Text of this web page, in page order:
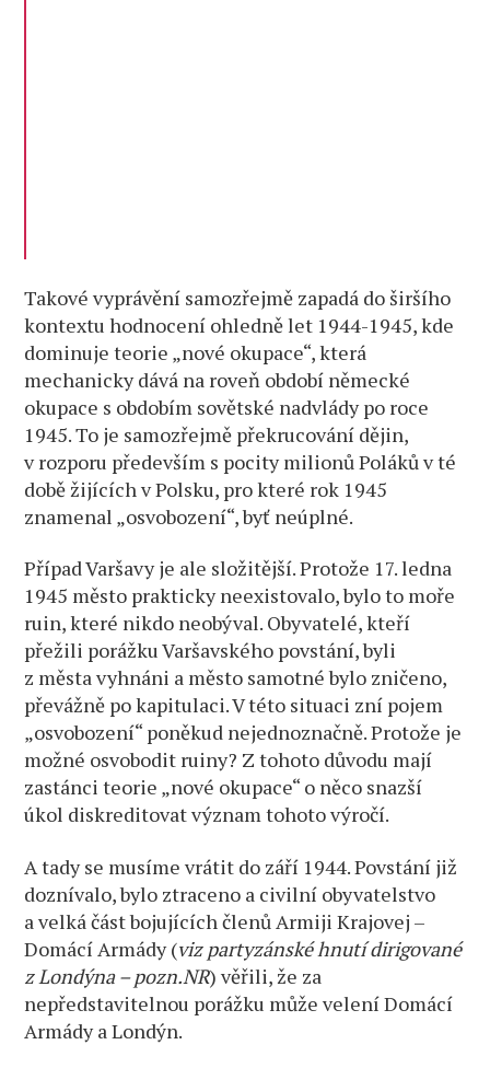
Takové vyprávění samozřejmě zapadá do širšího
kontextu hodnocení ohledně let 1944-1945, kde
dominuje teorie „nové okupace“, která
mechanicky dává na roveň období německé
okupace s obdobím sovětské nadvlády po roce
1945. To je samozřejmě překrucování dějin,
v rozporu především s pocity milionů Poláků v té
době žijících v Polsku, pro které rok 1945
znamenal „osvobození“, byť neúplné.
Případ Varšavy je ale složitější. Protože 17. ledna
1945 město prakticky neexistovalo, bylo to moře
ruin, které nikdo neobýval. Obyvatelé, kteří
přežili porážku Varšavského povstání, byli
z města vyhnáni a město samotné bylo zničeno,
převážně po kapitulaci. V této situaci zní pojem
„osvobození“ poněkud nejednoznačně. Protože je
možné osvobodit ruiny? Z tohoto důvodu mají
zastánci teorie „nové okupace“ o něco snazší
úkol diskreditovat význam tohoto výročí.
A tady se musíme vrátit do září 1944. Povstání již
doznívalo, bylo ztraceno a civilní obyvatelstvo
a velká část bojujících členů Armiji Krajovej –
Domácí Armády (viz partyzánské hnutí dirigované
z Londýna – pozn.NR) věřili, že za
nepředstavitelnou porážku může velení Domácí
Armády a Londýn.